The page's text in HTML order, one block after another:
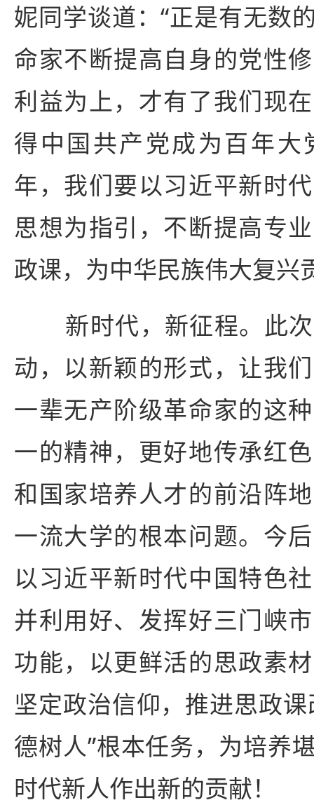
妮同学谈道：“正是有无数
命家不断提高自身的党性
利益为上，才有了我们现
得中国共产党成为百年大
年，我们要以习近平新时
思想为指引，不断提高专
政课，为中华民族伟大复兴
新时代，新征程。此次
动，以新颖的形式，让我
一辈无产阶级革命家的这
一的精神，更好地传承红
和国家培养人才的前沿阵
一流大学的根本问题。今
以习近平新时代中国特色
并利用好、发挥好三门峡
功能，以更鲜活的思政素
坚定政治信仰，推进思政
德树人”根本任务，为培养
时代新人作出新的贡献！